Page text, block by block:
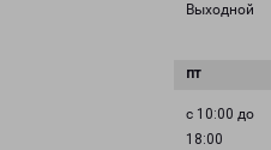
Выходной
с 10:00 до
18:00